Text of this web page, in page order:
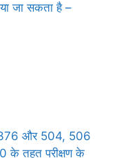
जा सकता है –
और 504, 506
के तहत परीक्षण के